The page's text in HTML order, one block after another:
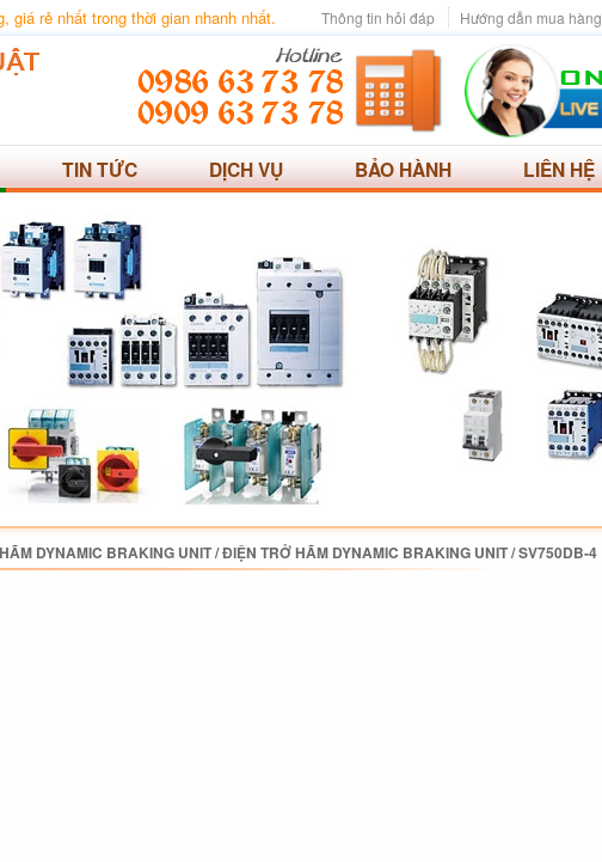
rẻ nhất trong thời gian nhanh nhất. Hướng dẫn mua hàng
Thông tin hỏi đáp
TIN TỨC DỊCH VỤ BẢO HÀNH LIÊN HỆ
DYNAMIC BRAKING UNIT/ĐIỆN TRỞ HÃM DYNAMIC BRAKING UNIT/SV750DB-4